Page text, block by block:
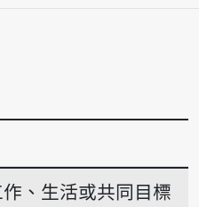
、生活或共同目標